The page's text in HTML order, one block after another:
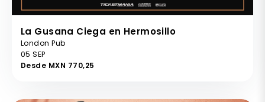
La Gusana Ciega en Hermosillo
London Pub
05 SEP
Desde MXN 770,25